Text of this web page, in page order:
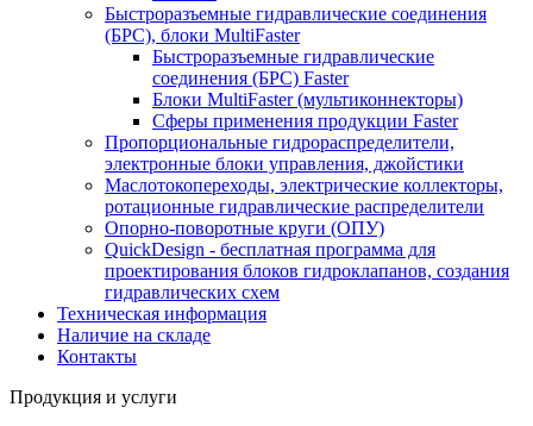
Быстроразъемные гидравлические соединения
(БРС), блоки MultiFaster
Быстроразъемные гидравлические
соединения (БРС) Faster
Блоки MultiFaster (мультиконнекторы)
Сферы применения продукции Faster
Пропорциональные гидрораспределители,
электронные блоки управления, джойстики
Маслотокопереходы, электрические коллекторы,
ротационные гидравлические распределители
Опорно-поворотные круги (ОПУ)
QuickDesign - бесплатная программа для
проектирования блоков гидроклапанов, создания
гидравлических схем
Техническая информация
Наличие на складе
Контакты
Продукция и услуги